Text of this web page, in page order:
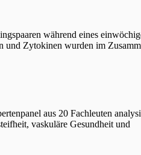
während eines
und Zytokinen wurden im
aus 20 Fachleuten
vaskuläre Gesundheit und